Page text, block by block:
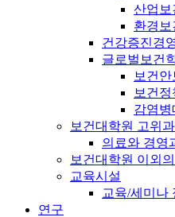
산업보
환경보
건강증진경
글로벌보건
보건
보건
감염병
보건대학원 고위
의료와 경영
보건대학원 이외
교육시설
교육/세미나
연구